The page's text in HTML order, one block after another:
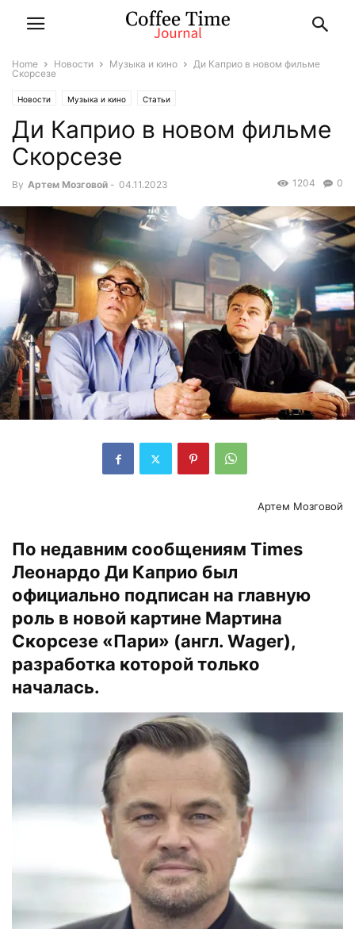
Home Новости Музыка и кино
Ди Каприо в новом фильме
Скорсезе
Новости Музыка и кино Статьи
Ди Каприо в новом фильме
Скорсезе
By Артем Мозговой - 04.11.2023 0
1204
Артем Мозговой
По недавним сообщениям Times
Леонардо Ди Каприо был
официально подписан на главную
роль в новой картине Мартина
Скорсезе «Пари» (англ. Wager),
разработка которой только
началась.